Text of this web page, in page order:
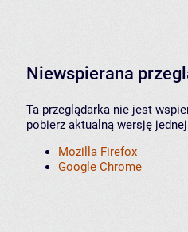
Niewspierana
Ta przeglądarka nie jest
pobierz aktualną wersję
Mozilla Firefox
Google Chrome